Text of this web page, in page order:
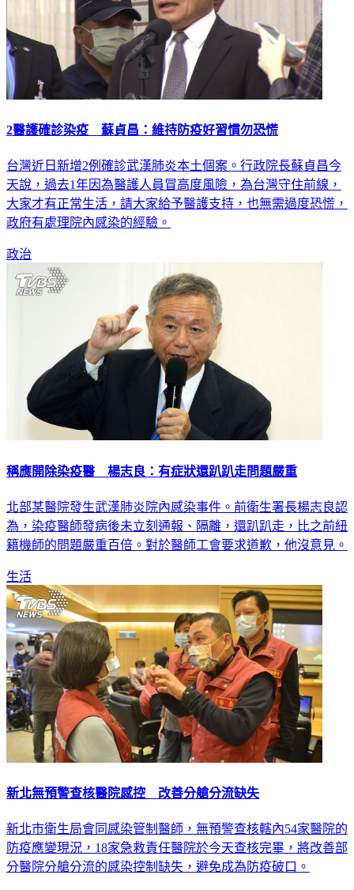
2醫護確診染疫 蘇貞昌：維持防疫好習慣勿恐慌
台灣近日新增2例確診武漢肺炎本土個案。行政院長蘇貞昌今
天說，過去1年因為醫護人員冒高度風險，為台灣守住前線，
大家才有正常生活，請大家給予醫護支持，也無需過度恐慌，
政府有處理院內感染的經驗。
政治
稱應開除染疫醫 楊志良：有症狀還趴趴走問題嚴重
北部某醫院發生武漢肺炎院內感染事件。前衛生署長楊志良認
為，染疫醫師發病後未立刻通報、隔離，還趴趴走，比之前紐
籍機師的問題嚴重百倍。對於醫師工會要求道歉，他沒意見。
生活
新北無預警查核醫院感控 改善分艙分流缺失
新北市衛生局會同感染管制醫師，無預警查核轄內54家醫院的
防疫應變現況，18家急救責任醫院於今天查核完畢，將改善部
分醫院分艙分流的感染控制缺失，避免成為防疫破口。